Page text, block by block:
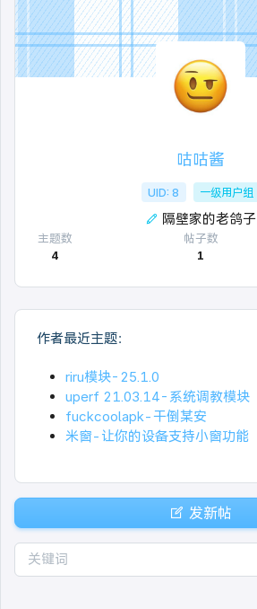
咕咕酱
UID: 8 一级用户组
隔壁家的老鸽子
主题数
4
帖子数
1
作者最近主题：
riru模块-25.1.0
uperf 21.03.14-系统调教模块
fuckcoolapk-干倒某安
米窗-让你的设备支持小窗功能
发新帖